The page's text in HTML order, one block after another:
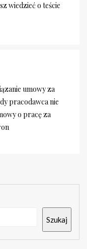
wiedzieć o teście
umowy za
pracodawca nie
o pracę za
Szukaj